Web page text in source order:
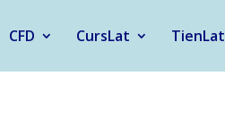
CFD CursLat TienLat